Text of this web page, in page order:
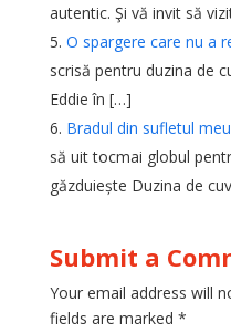
autentic. Şi vă invit să
O spargere care nu a
scrisă pentru duzina de
Eddie în […]
Bradul din sufletul
să uit tocmai globul
găzduiește Duzina de
Submit a
Your email address will
fields are marked *